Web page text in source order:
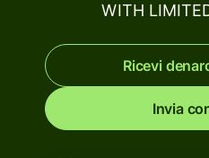
WITH
Ricevi
Invia